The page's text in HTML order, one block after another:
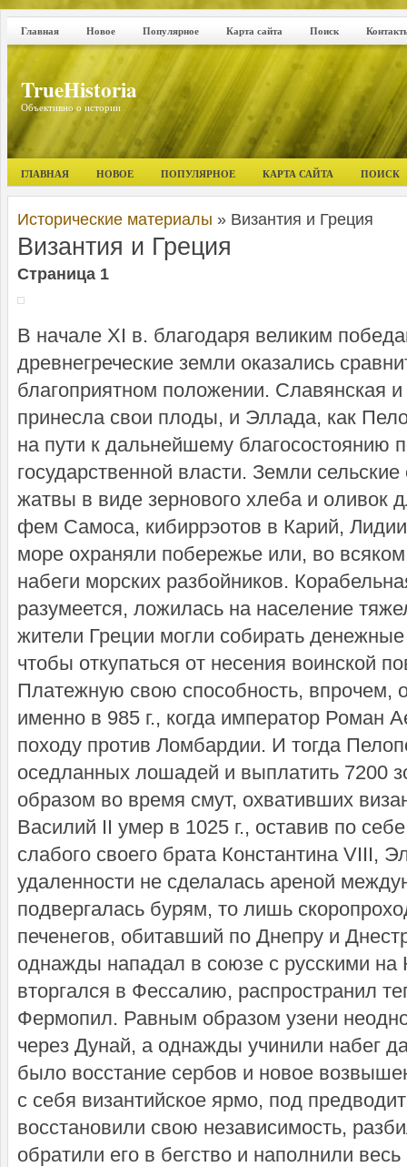
Главная Новое Популярное Карта сайта Поиск
TrueHistoria
Объективно о истории
ГЛАВНАЯ НОВОЕ ПОПУЛЯРНОЕ КАРТА САЙТА ПОИСК
Исторические материалы » Византия и Греция
Византия и Греция
Страница 1
В начале XI в. благодаря великим
древнегреческие земли оказались
благоприятном положении. Славянская и
принесла свои плоды, и Эллада, как
на пути к дальнейшему благосостоянию
государственной власти. Земли
жатвы в виде зернового хлеба и
фем Самоса, кибиррэотов в Карий,
море охраняли побережье или, во
набеги морских разбойников.
разумеется, ложилась на население
жители Греции могли собирать
чтобы откупаться от несения воинской
Платежную свою способность, впрочем,
именно в 985 г., когда император Роман
походу против Ломбардии. И тогда
оседланных лошадей и выплатить 7200
образом во время смут, охвативших
Василий II умер в 1025 г., оставив по
слабого своего брата Константина VIII,
удаленности не сделалась ареной
подвергалась бурям, то лишь
печенегов, обитавший по Днепру и
однажды нападал в союзе с русскими на
вторгался в Фессалию, распространил
Фермопил. Равным образом узени
через Дунай, а однажды учинили набег
было восстание сербов и новое
с себя византийское ярмо, под
восстановили свою независимость,
обратили его в бегство и наполнили